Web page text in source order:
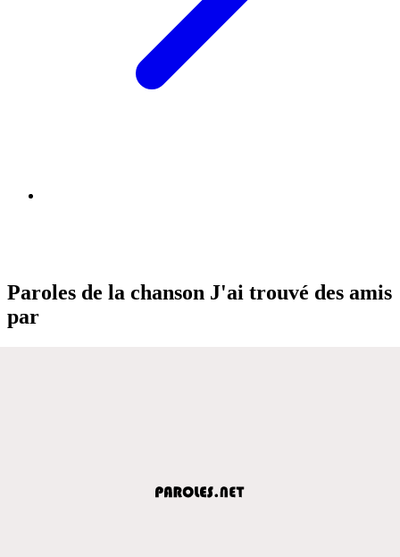
Paroles de la chanson J'ai trouvé des amis
par